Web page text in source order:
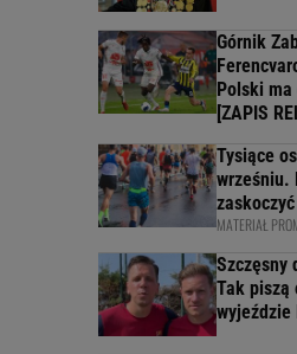
Górnik
Polski ma
[ZAPIS
Tysiące
wrześniu.
zaskoczyć
MATERIAŁ
Szczęsny
Tak piszą
wyjeździe